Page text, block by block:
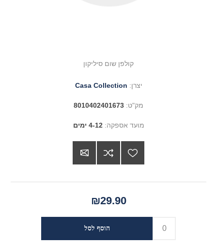
קולפן שום סיליקון
יצרן: Casa Collection
מק"ט: 8010402401673
מועד אספקה: 4-12 ימים
₪29.90